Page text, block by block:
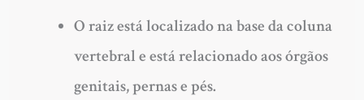
Oraizestá localizado na base da coluna
vertebral e está relacionado aos órgãos
genitais, pernas e pés.